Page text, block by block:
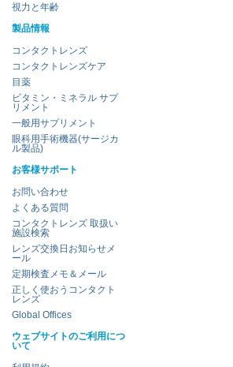
視力と年齢
製品情報
コンタクトレンズ
コンタクトレンズケア
目薬
ビタミン・ミネラル サプ
リメント
一般用サプリメント
眼科用手術機器(サージカ
ル製品)
お客様サポート
お問い合わせ
よくある質問
コンタクトレンズ 取扱い
施設検索
レンズ交換日お知らせメ
ール
定期検査メモ＆メール
正しく使おうコンタクト
レンズ
Global Offices
ウェブサイトのご利用につ
いて